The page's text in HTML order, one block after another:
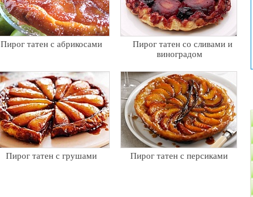
Пирог татен с абрикосами
Пирог татен со сливами и
виноградом
Пирог татен с грушами Пирог татен с персиками